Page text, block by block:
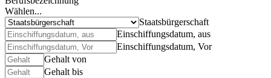
Wählen...
Staatsbürgerschaft
Einschiffungsdatum, aus
Einschiffungsdatum, Vor
Gehalt von
Gehalt bis